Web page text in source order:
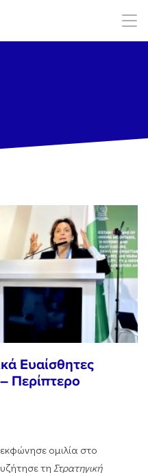
Ευαίσθητες
Περίπτερο
ομιλία στο
τη Στρατηγική